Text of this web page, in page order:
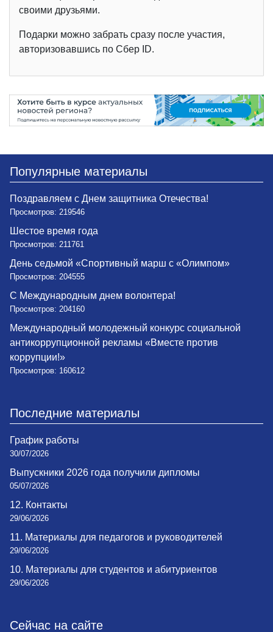
своими друзьями.
Подарки можно забрать сразу после участия,
авторизовавшись по Сбер ID.
Популярные материалы
Поздравляем с Днем защитника Отечества!
Просмотров: 219546
Шестое время года
Просмотров: 211761
День седьмой «Спортивный марш с «Олимпом»
Просмотров: 204555
С Международным днем волонтера!
Просмотров: 204160
Международный молодежный конкурс социальной
антикоррупционной рекламы «Вместе против
коррупции!»
Просмотров: 160612
Последние материалы
График работы
30/07/2026
Выпускники 2026 года получили дипломы
05/07/2026
12. Контакты
29/06/2026
11. Материалы для педагогов и руководителей
29/06/2026
10. Материалы для студентов и абитуриентов
29/06/2026
Сейчас на сайте